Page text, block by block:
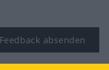
Feedback absenden